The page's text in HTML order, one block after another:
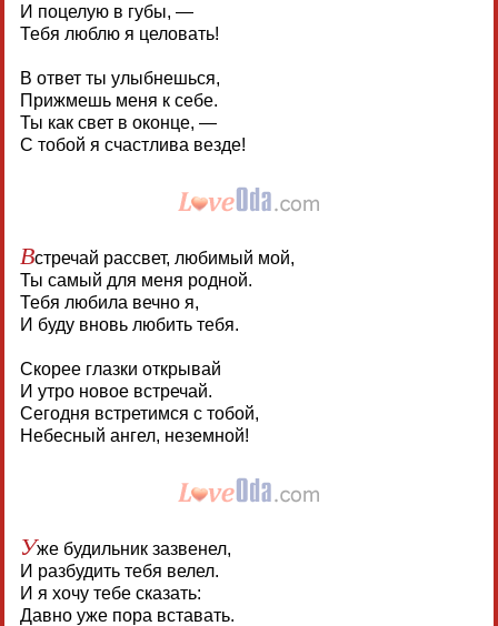
И поцелую в губы, —
Тебя люблю я целовать!
В ответ ты улыбнешься,
Прижмешь меня к себе.
Ты как свет в оконце, —
С тобой я счастлива везде!
Встречай рассвет, любимый мой,
Ты самый для меня родной.
Тебя любила вечно я,
И буду вновь любить тебя.
Скорее глазки открывай
И утро новое встречай.
Сегодня встретимся с тобой,
Небесный ангел, неземной!
Уже будильник зазвенел,
И разбудить тебя велел.
И я хочу тебе сказать:
Давно уже пора вставать.